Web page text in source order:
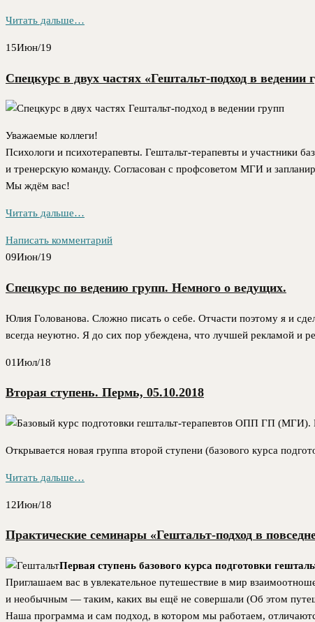
Читать дальше…
15Июн/19
Спецкурс в двух частях «Гештальт-подход в ведении
Уважаемые коллеги!
Психологи и психотерапевты. Гештальт-терапевты и участники
и тренерскую команду. Согласован с профсоветом МГИ и
Мы ждём вас!
Читать дальше…
Написать комментарий
09Июн/19
Спецкурс по ведению групп. Немного о ведущих.
Юлия Голованова. Сложно писать о себе. Отчасти поэтому я и
всегда неуютно. Я до сих пор убеждена, что лучшей рекламой и
01Июл/18
Вторая ступень. Пермь, 05.10.2018
Открывается новая группа второй ступени (базового курса
Читать дальше…
12Июн/18
Практические семинары «Гештальт-подход в
Первая ступень базового курса подготовки
Приглашаем вас в увлекательное путешествие в мир
и необычным — таким, каких вы ещё не совершали (Об этом
Наша программа и сам подход, в котором мы работаем,